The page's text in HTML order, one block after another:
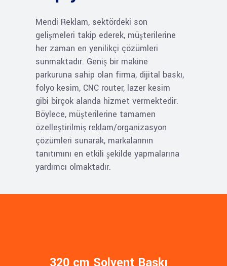
Mendi Reklam, sektördeki son
gelişmeleri takip ederek, müşterilerine
her zaman en yenilikçi çözümleri
sunmaktadır. Geniş bir makine
parkuruna sahip olan firma, dijital baskı,
folyo kesim, CNC router, lazer kesim
gibi birçok alanda hizmet vermektedir.
Böylece, müşterilerine tamamen
özelleştirilmiş reklam/organizasyon
çözümleri sunarak, markalarının
tanıtımını en etkili şekilde yapmalarına
yardımcı olmaktadır.